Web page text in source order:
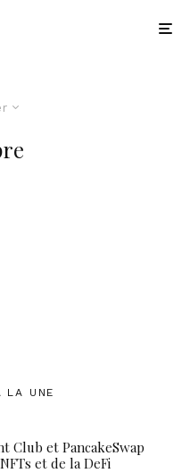
LA UNE
Club et PancakeSwap
et de la DeFi